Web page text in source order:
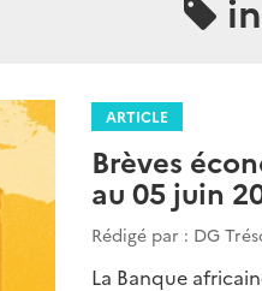
ARTICLE
Brèves
au 05 juin
Rédigé par : DG
La Banque